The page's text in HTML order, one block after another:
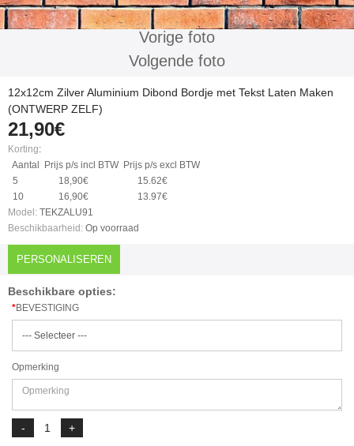
Vorige foto
Volgende foto
12x12cm Zilver Aluminium Dibond Bordje met Tekst Laten Maken
(ONTWERP ZELF)
21,90€
Korting:
Aantal
Prijs p/s incl BTW Prijs p/s excl BTW
5
18,90€
15.62€
10
16,90€
13.97€
Model: TEKZALU91
Beschikbaarheid: Op voorraad
PERSONALISEREN
Beschikbare opties:
BEVESTIGING
Opmerking